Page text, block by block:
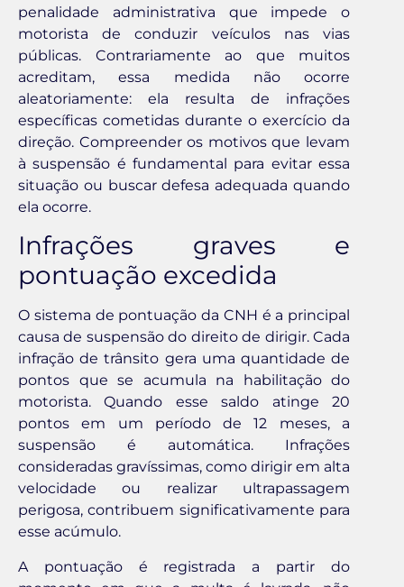
penalidade administrativa que impede o
motorista de conduzir veículos nas vias
públicas. Contrariamente ao que muitos
acreditam, essa medida não ocorre
aleatoriamente: ela resulta de infrações
específicas cometidas durante o exercício da
direção. Compreender os motivos que levam
à suspensão é fundamental para evitar essa
situação ou buscar defesa adequada quando
ela ocorre.
Infrações graves e
pontuação excedida
O sistema de pontuação da CNH é a principal
causa de suspensão do direito de dirigir. Cada
infração de trânsito gera uma quantidade de
pontos que se acumula na habilitação do
motorista. Quando esse saldo atinge 20
pontos em um período de 12 meses, a
suspensão é automática. Infrações
consideradas gravíssimas, como dirigir em alta
velocidade ou realizar ultrapassagem
perigosa, contribuem significativamente para
esse acúmulo.
A pontuação é registrada a partir do